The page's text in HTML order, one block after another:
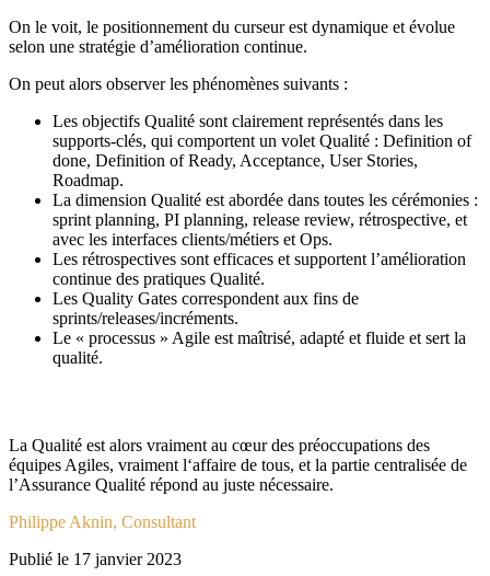
On le voit, le positionnement du curseur est dynamique et évolue
selon une stratégie d’amélioration continue.
On peut alors observer les phénomènes suivants :
Les objectifs Qualité sont clairement représentés dans les
supports-clés, qui comportent un volet Qualité : Definition of
done, Definition of Ready, Acceptance, User Stories,
Roadmap.
La dimension Qualité est abordée dans toutes les cérémonies :
sprint planning, PI planning, release review, rétrospective, et
avec les interfaces clients/métiers et Ops.
Les rétrospectives sont efficaces et supportent l’amélioration
continue des pratiques Qualité.
Les Quality Gates correspondent aux fins de
sprints/releases/incréments.
Le « processus » Agile est maîtrisé, adapté et fluide et sert la
qualité.
La Qualité est alors vraiment au cœur des préoccupations des
équipes Agiles, vraiment l‘affaire de tous, et la partie centralisée de
l’Assurance Qualité répond au juste nécessaire.
Philippe Aknin, Consultant
Publié le 17 janvier 2023